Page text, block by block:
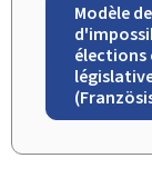
Modèle
élections